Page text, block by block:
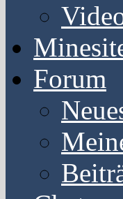
Forum